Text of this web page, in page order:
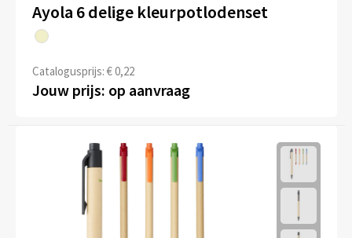
Ayola 6 delige kleurpotlodenset
Catalogusprijs: € 0,22
Jouw prijs: op aanvraag